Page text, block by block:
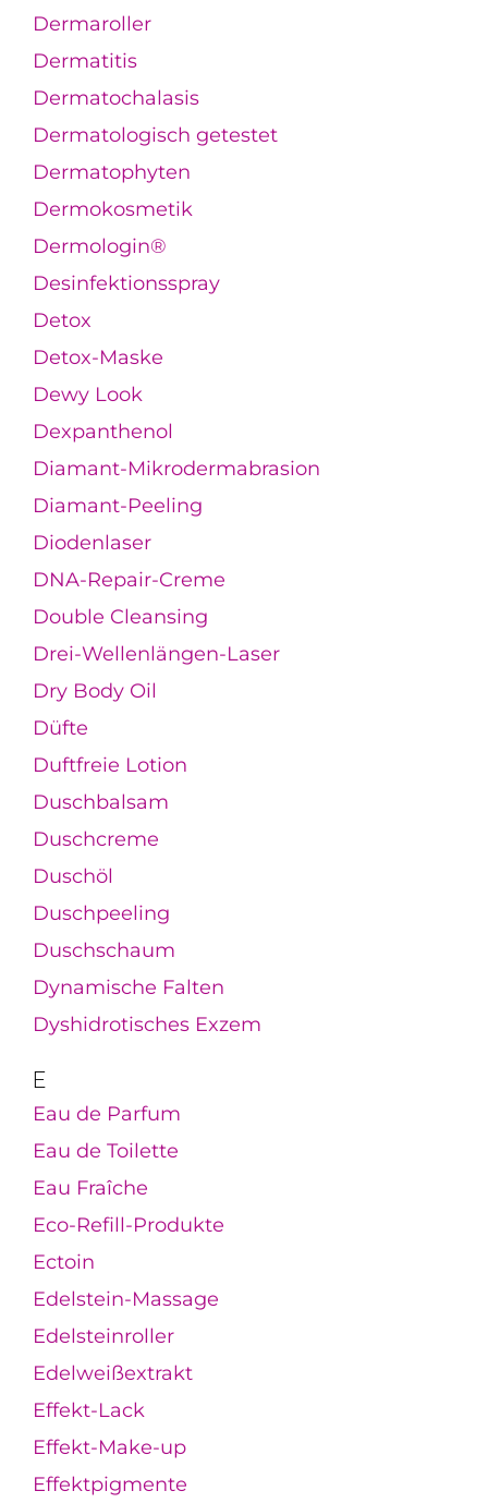
Dermaroller
Dermatitis
Dermatochalasis
Dermatologisch getestet
Dermatophyten
Dermokosmetik
Dermologin®
Desinfektionsspray
Detox
Detox-Maske
Dewy Look
Dexpanthenol
Diamant-Mikrodermabrasion
Diamant-Peeling
Diodenlaser
DNA-Repair-Creme
Double Cleansing
Drei-Wellenlängen-Laser
Dry Body Oil
Düfte
Duftfreie Lotion
Duschbalsam
Duschcreme
Duschöl
Duschpeeling
Duschschaum
Dynamische Falten
Dyshidrotisches Exzem
E
Eau de Parfum
Eau de Toilette
Eau Fraîche
Eco-Refill-Produkte
Ectoin
Edelstein-Massage
Edelsteinroller
Edelweißextrakt
Effekt-Lack
Effekt-Make-up
Effektpigmente